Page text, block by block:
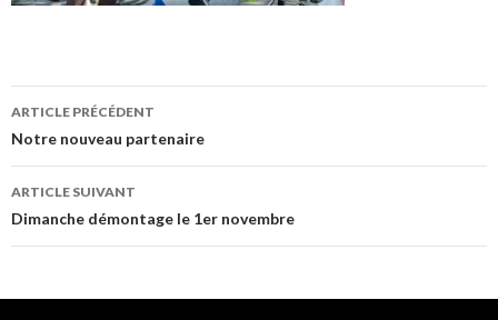
Navigation
de
l’article
ARTICLE PRÉCÉDENT
Notre nouveau partenaire
ARTICLE SUIVANT
Dimanche démontage le 1er novembre